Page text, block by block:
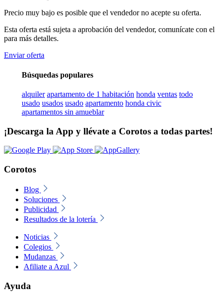
Precio muy bajo es posible que el vendedor no acepte su oferta.
Esta oferta está sujeta a aprobación del vendedor, comunícate con el
para más detalles.
Enviar oferta
Búsquedas populares
alquiler apartamento de 1 habitación honda ventas todo
usado usados usado apartamento honda civic
apartamentos sin amueblar
¡Descarga la App y llévate a Corotos a todas partes!
Corotos
Blog
Soluciones
Publicidad
Resultados de la lotería
Noticias
Colegios
Mudanzas
Afiliate a Azul
Ayuda